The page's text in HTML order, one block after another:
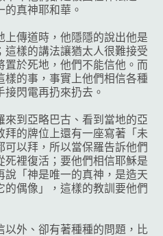
真神耶和華。
上傳道時，他隱隱的說出他是
樣的講法讓猶太人很難接受
於死地，他們不能信他。而
的事，事實上他們相信各種
閃電再扔來扔去。
到亞略巴古、看到當地的亞
的牌位上還有一座寫著「未
以拜，所以當保羅告訴他們
裡復活；要他們相信耶穌是
「神是唯一的真神，是造天
偶像」，這樣的教訓要他們
外、卻有著種種的問題，比